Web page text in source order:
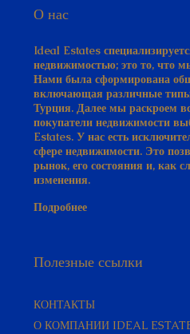
О нас
Ideal Estates
недвижимостью; это то, что
Нами была сформирована
включающая различные
Турция. Далее мы раскроем
покупатели недвижимости
Estates. У нас есть
сфере недвижимости. Это
рынок, его состояния и, как
изменения.
Подробнее
Полезные ссылки
КОНТАКТЫ
О КОМПАНИИ IDEAL